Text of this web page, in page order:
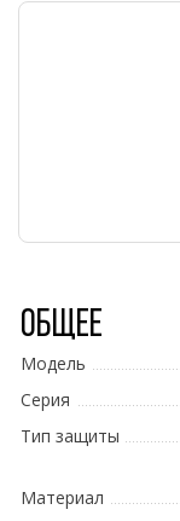
Общее
Модель
Серия
Тип защиты
Материал